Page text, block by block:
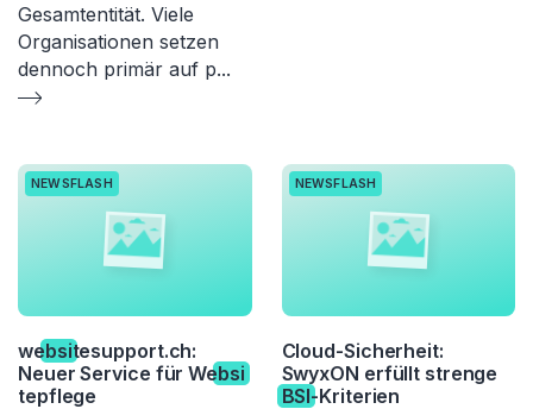
Gesamtentität. Viele
Organisationen setzen
dennoch primär auf p...
NEWSFLASH
websitesupport.ch:
Neuer Service für Websi
tepflege
NEWSFLASH
Cloud-Sicherheit:
SwyxON erfüllt strenge
BSI-Kriterien